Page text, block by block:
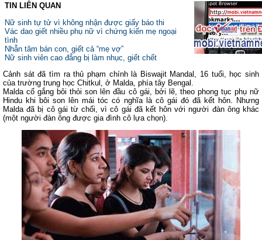
TIN LIÊN QUAN
Nữ sinh tự tử vì không nhận được giấy báo thi
Vác dao giết nhiều phụ nữ vì chứng kiến mẹ ngoại
tình
Nhẫn tâm bán con, giết cả “mẹ vợ”
Nữ sinh viên cao đẳng bị làm nhục, giết chết
Cảnh sát đã tìm ra thủ phạm chính là Biswajit Mandal, 16 tuổi, học sinh
của trường trung học Chitkul, ở Malda, phía tây Bengal .
Malda cố gắng bôi thỏi son lên đầu cô gái, bởi lẽ, theo phong tục phụ nữ
Hindu khi bôi son lên mái tóc có nghĩa là cô gái đó đã kết hôn. Nhưng
Malda đã bị cô gái từ chối, vì cô gái đã kết hôn với người đàn ông khác
(một người đàn ông được gia đình cô lựa chọn).